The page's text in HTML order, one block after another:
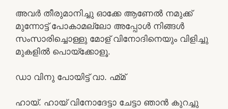
അവർ തീരുമാനിച്ചു ഓക്കേ ആണേൽ നമുക്ക്
മുന്നോട്ട് പോകാമല്ലോ അപ്പോൾ നിങ്ങൾ
സംസാരിച്ചൊള്ളു മോള് വിനോദിനെയും വിളിച്ചു
മുകളിൽ പൊയ്ക്കോളൂ.
ഡാ വിനു പോയിട്ട് വാ. ഹ്മ്മ്
ഹായ്. ഹായ് വിനോദേട്ടാ ചേട്ടാ ഞാൻ കുറച്ചു